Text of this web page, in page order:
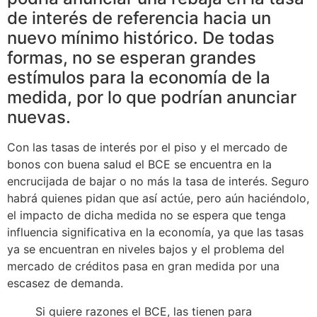
de interés de referencia hacia un
nuevo mínimo histórico. De todas
formas, no se esperan grandes
estímulos para la economía de la
medida, por lo que podrían anunciar
nuevas.
Con las tasas de interés por el piso y el mercado de
bonos con buena salud el BCE se encuentra en la
encrucijada de bajar o no más la tasa de interés. Seguro
habrá quienes pidan que así actúe, pero aún haciéndolo,
el impacto de dicha medida no se espera que tenga
influencia significativa en la economía, ya que las tasas
ya se encuentran en niveles bajos y el problema del
mercado de créditos pasa en gran medida por una
escasez de demanda.
Si quiere razones el BCE, las tienen para